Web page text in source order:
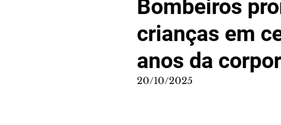
Bombeiros
crianças em
anos da
20/10/2025